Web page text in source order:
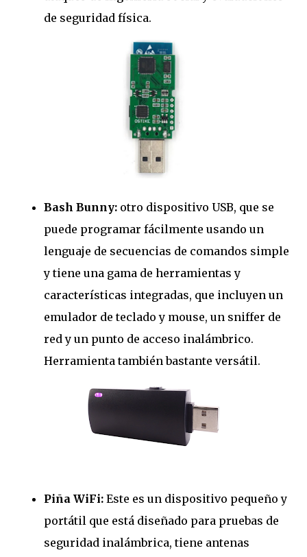
de seguridad física.
Bash Bunny: otro dispositivo USB, que se
puede programar fácilmente usando un
lenguaje de secuencias de comandos simple
y tiene una gama de herramientas y
características integradas, que incluyen un
emulador de teclado y mouse, un sniffer de
red y un punto de acceso inalámbrico.
Herramienta también bastante versátil.
Piña WiFi: Este es un dispositivo pequeño y
portátil que está diseñado para pruebas de
seguridad inalámbrica,tiene antenas